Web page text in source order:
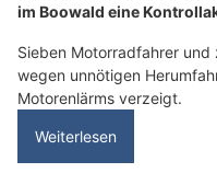
im Boowald eine
Sieben Motorradfahrer
wegen unnötigen
Motorenlärms verzeigt.
Weiterlesen